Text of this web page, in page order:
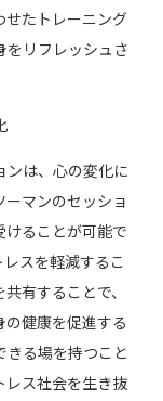
せたトレーニング
をリフレッシュさ
ンは、心の変化に
マンのセッショ
けることが可能で
スを軽減するこ
有することで、
健康を促進する
きる場を持つこと
レス社会を生き抜